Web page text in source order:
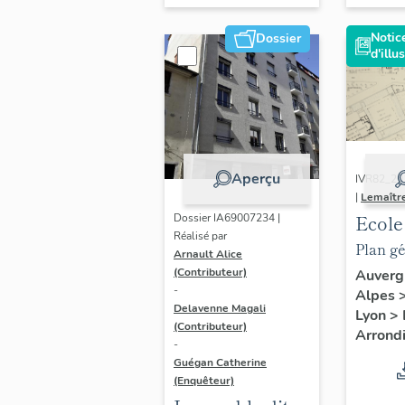
Dossier
Aperçu
Dossier IA69007234 |
Réalisé par
Arnault Alice
(Contributeur)
-
Delavenne Magali
(Contributeur)
-
Guégan Catherine
(Enquêteur)
|
filles,
La
Plan
Alpes
Lyon>